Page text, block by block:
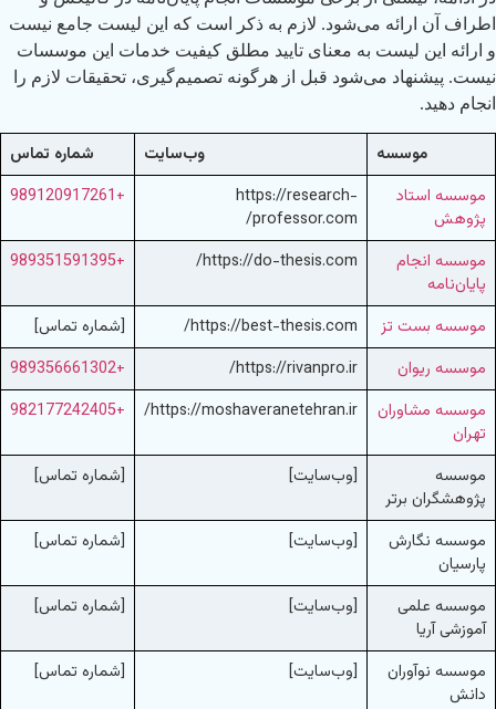
اطراف آن ارائه می‌شود. لازم به ذکر است که این لیست جامع نیست
و ارائه این لیست به معنای تایید مطلق کیفیت خدمات این موسسات
نیست. پیشنهاد می‌شود قبل از هرگونه تصمیم‌گیری، تحقیقات لازم را
انجام دهید.
موسسه وب‌سایت
شماره تماس
موسسه استاد
پژوهش
https://research-
professor.com/
+989120917261
موسسه انجام
پایان‌نامه
https://do-thesis.com/
+989351591395
موسسه بست تز https://best-thesis.com/
[شماره تماس]
موسسه ریوان
https://rivanpro.ir/
+989356661302
موسسه مشاوران
تهران
https://moshaveranetehran.ir/
+982177242405
موسسه
پژوهشگران برتر
[وب‌سایت] [شماره تماس]
موسسه نگارش
پارسیان
[وب‌سایت] [شماره تماس]
موسسه علمی
آموزشی آریا
[وب‌سایت] [شماره تماس]
موسسه نوآوران
دانش
[وب‌سایت] [شماره تماس]